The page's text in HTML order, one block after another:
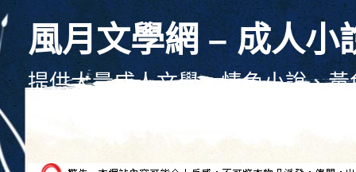
風月文學網 – 成人小
提供大量成人文學、情色小說、